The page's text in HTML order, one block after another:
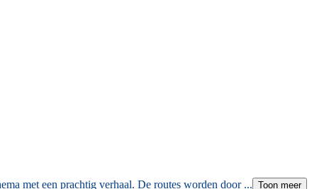
met een prachtig verhaal. De routes worden door ... Toon meer